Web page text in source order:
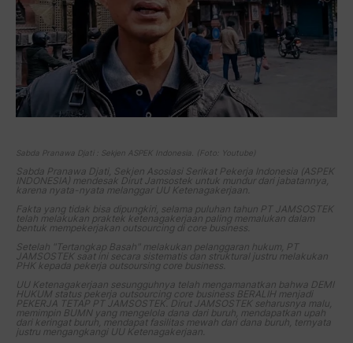
Sabda Pranawa Djati : Sekjen ASPEK Indonesia. (Foto: Youtube)
Sabda Pranawa Djati, Sekjen Asosiasi Serikat Pekerja Indonesia (ASPEK
INDONESIA) mendesak Dirut Jamsostek untuk mundur dari jabatannya,
karena nyata-nyata melanggar UU Ketenagakerjaan.
Fakta yang tidak bisa dipungkiri, selama puluhan tahun PT JAMSOSTEK
telah melakukan praktek ketenagakerjaan paling memalukan dalam
bentuk mempekerjakan outsourcing di core business.
Setelah "Tertangkap Basah" melakukan pelanggaran hukum, PT
JAMSOSTEK saat ini secara sistematis dan struktural justru melakukan
PHK kepada pekerja outsoursing core business
UU Ketenagakerjaan sesungguhnya telah mengamanatkan bahwa DEMI
HUKUM status pekerja outsourcing core business BERALIH menjadi
PEKERJA TETAP PT JAMSOSTEK. Dirut JAMSOSTEK seharusnya malu,
memimpin BUMN yang mengelola dana dari buruh, mendapatkan upah
dari keringat buruh, mendapat fasilitas mewah dari dana buruh, ternyata
justru mengangkangi UU Ketenagakerjaan.